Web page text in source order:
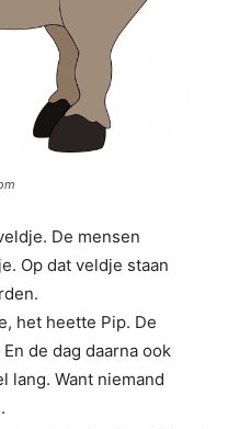
De mensen
Op dat veldje staan
het heette Pip. De
de dag daarna ook
lang. Want niemand